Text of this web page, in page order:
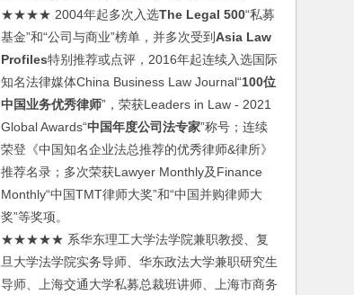
★★★★ 2004年起多次入选The Legal 500“私募
基金”和“公司与商业”榜单，并多次受到Asia Law
Profiles特别推荐或点评，2016年起连续入选国际
知名法律媒体China Business Law Journal“100位
中国业务优秀律师”，荣获Leaders in Law - 2021
Global Awards“中国年度公司法专家”称号；连续
荣登《中国知名企业法总推荐的优秀律师&律所》
推荐名录；多次荣获Lawyer Monthly及Finance
Monthly“中国TMT律师大奖”和“中国并购律师大
奖”等奖项。
★★★★★ 系华东理工大学法学院兼职教授、复
旦大学法学院实务导师、华东政法大学兼职研究生
导师、上海交通大学私募总裁班讲师、上海市商务